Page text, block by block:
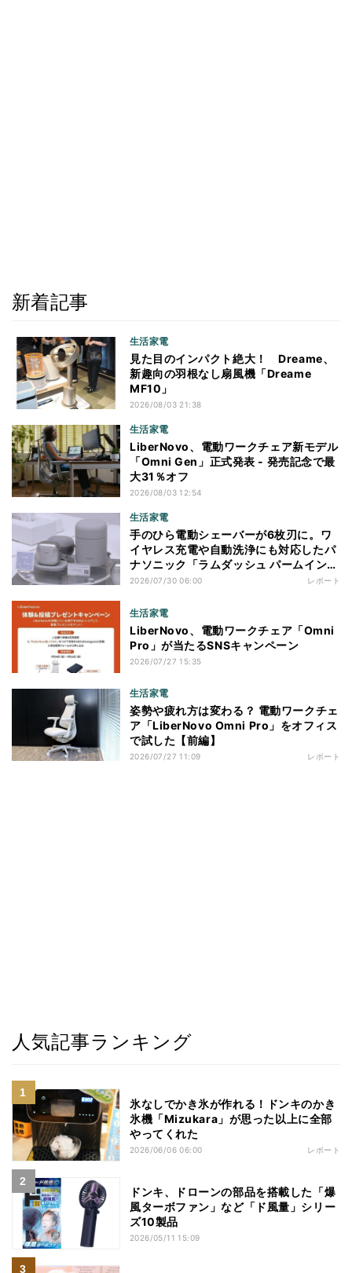
新着記事
生活家電
見た目のインパクト絶大！ Dreame、
新趣向の羽根なし扇風機「Dreame
MF10」
2026/08/03 21:38
生活家電
LiberNovo、電動ワークチェア新モデル
「Omni Gen」正式発表 - 発売記念で最
大31％オフ
2026/08/03 12:54
生活家電
手のひら電動シェーバーが6枚刃に。ワ
イヤレス充電や自動洗浄にも対応したパ
ナソニック「ラムダッシュ パームイン
プロ」を体験
2026/07/30 06:00 レポート
生活家電
LiberNovo、電動ワークチェア「Omni
Pro」が当たるSNSキャンペーン
2026/07/27 15:35
生活家電
姿勢や疲れ方は変わる？ 電動ワークチェ
ア「LiberNovo Omni Pro」をオフィス
で試した【前編】
2026/07/27 11:09 レポート
人気記事ランキング
氷なしでかき氷が作れる！ドンキのかき
氷機「Mizukara」が思った以上に全部
やってくれた
2026/06/06 06:00 レポート
ドンキ、ドローンの部品を搭載した「爆
風ターボファン」など「ド風量」シリー
ズ10製品
2026/05/11 15:09